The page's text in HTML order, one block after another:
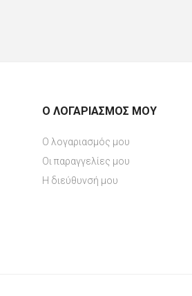
Ο ΛΟΓΑΡΙΑΣΜΌΣ ΜΟΥ
Ο λογαριασμός μου
Οι παραγγελίες μου
Η διεύθυνσή μου